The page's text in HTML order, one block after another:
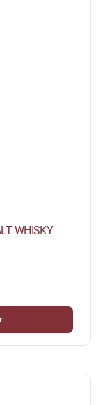
WHISKY